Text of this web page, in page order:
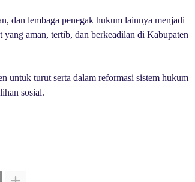
dan lembaga penegak hukum lainnya menjadi
aman, tertib, dan berkeadilan di Kabupaten
untuk turut serta dalam reformasi sistem hukum
sosial.